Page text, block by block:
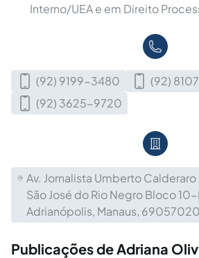
Interno/UEA e em Direito
(92) 9199-3480
(92)
(92) 3625-9720
Av. Jornalista Umberto
São José do Rio Negro Bloco
Adrianópolis, Manaus, 69057020
Publicações de Adriana